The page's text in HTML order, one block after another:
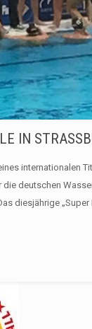
IN
internationalen
deutschen
diesjährige „Super